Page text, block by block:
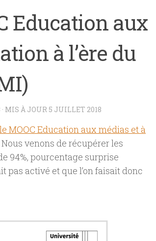
Education aux
à l’ère du
· MIS À JOUR 5 JUILLET 2018
le MOOC Education aux médias et à
Nous venons de récupérer les
94%, pourcentage surprise
pas activé et que l’on faisait donc